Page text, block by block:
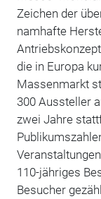
Zeichen der
namhafte
die in Europa
Massenmarkt
300 Aussteller
zwei Jahre
110-jähriges
Besucher